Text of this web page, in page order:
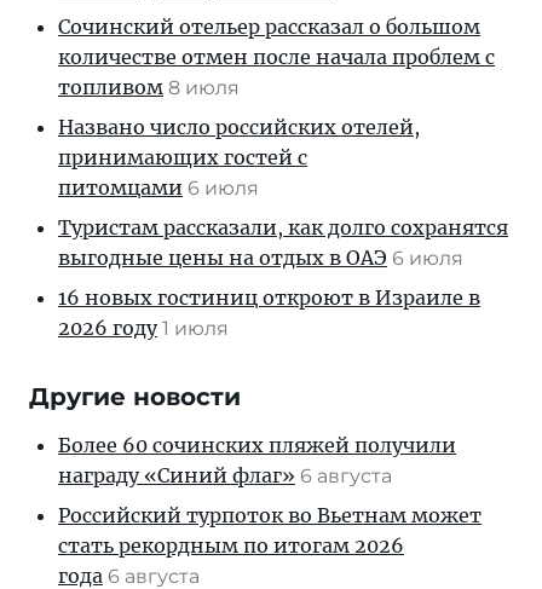
Сочинский отельер рассказал о большом
количестве отмен после начала проблем с
топливом 8 июля
Названо число российских отелей,
принимающих гостей с
питомцами 6 июля
Туристам рассказали, как долго сохранятся
выгодные цены на отдых в ОАЭ 6 июля
16 новых гостиниц откроют в Израиле в
2026 году 1 июля
Другие новости
Более 60 сочинских пляжей получили
награду «Синий флаг» 6 августа
Российский турпоток во Вьетнам может
стать рекордным по итогам 2026
года 6 августа